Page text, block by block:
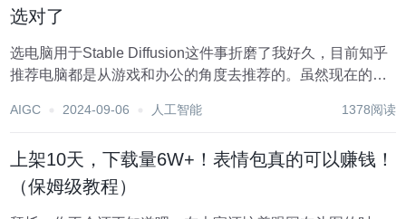
选对了
选电脑用于Stable Diffusion这件事折磨了我好久，目前知乎
推荐电脑都是从游戏和办公的角度去推荐的。虽然现在的SD
求，没有一篇文章和视频教一个电脑小白怎么选个用于SD进
AIGC 2024-09-06 人工智能 1378阅读
上架10天，下载量6W+！表情包真的可以赚钱！
（保姆级教程）